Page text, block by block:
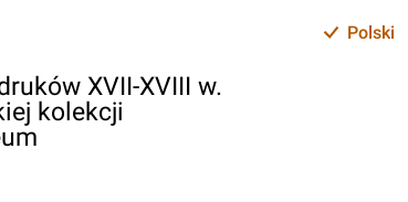
XVII-XVIII w.
kolekcji
Polski